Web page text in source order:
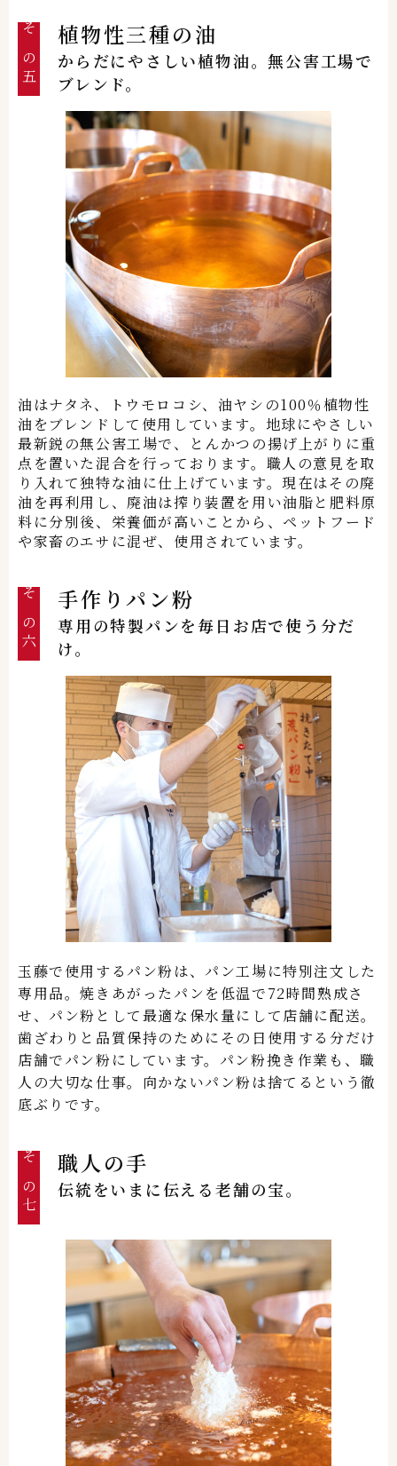
その五 植物性三種の油
からだにやさしい植物油。無公害工場で
ブレンド。
油はナタネ、トウモロコシ、油ヤシの100％植物性
油をブレンド して使用しています。地球にやさしい
最新鋭の無公害工場で、
とんかつの揚げ上がりに重
点を置いた混合を行っております。 職人の意見を取
り入れて独特な油に仕上げています。現在はその廃
油を再利用し、廃油は搾り装置を用い油脂と肥料原
料に分別後、栄養価が高いことから、ペットフード
や家畜のエサに混ぜ、使用されています。
その六 手作りパン粉
専用の特製パンを毎日お店で使う分だ
け。
玉藤で使用するパン粉は、パン工場に特別注文した
専用品。焼きあがったパンを低温で72時間熟成さ
せ、パン粉として最適な保水量にして店舗に配送。
歯ざわりと品質保持のためにその日使用する分だけ
店舗でパン粉にしています。パン粉挽き作業も、職
人の大切な仕事。向かないパン粉は捨てるという徹
底ぶりです。
その七 職人の手
伝統をいまに伝える老舗の宝。